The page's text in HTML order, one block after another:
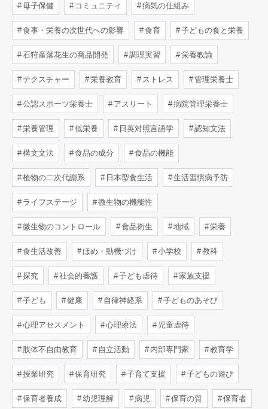
母子保健 コミュニティ 病気の仕組み
食事・栄養の次世代への影響 食育 子どもの食と栄養
石狩産落花生の商品開発 調理実習 栄養教諭
テクスチャー 栄養教育 ストレス 管理栄養士
公認スポーツ栄養士 アスリート 病院管理栄養士
栄養管理 低栄養 日英対照言語学 認知文法
構文文法 食品の成分 食品の機能
植物の二次代謝系 日本型食生活 生活習慣病予防
ライフステージ 微生物の機能性
微生物のコントロール 食品衛生 地域 栄養
食生活改善 ほめ・動機づけ 小学校 教科
探究 社会的養護 子ども虐待 家族支援
子ども 健康 自律神経系 子どものあそび
心理アセスメント 心理療法 児童虐待
肢体不自由教育 自立活動 内部専門家 教育学
授業研究 保育研究 子育て支援 子どもの遊び
保育者養成 幼児理解 病児 保育の質 保育者